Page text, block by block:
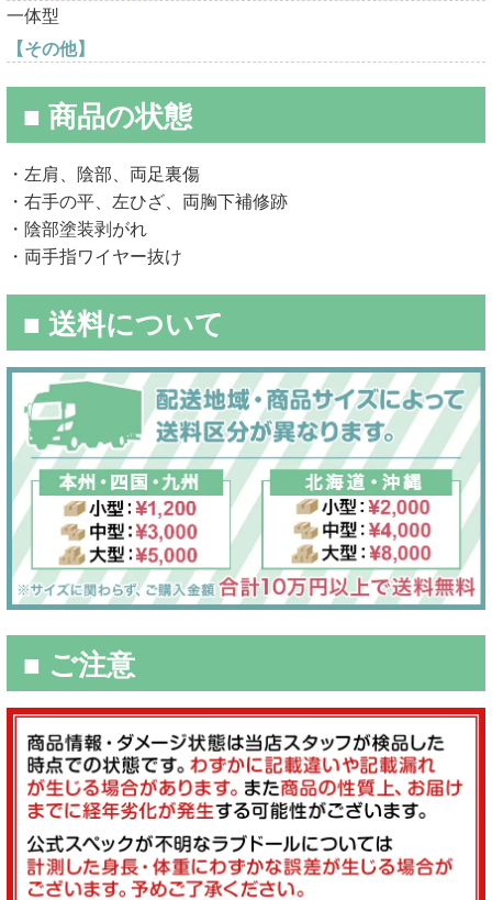
一体型
【その他】
■ 商品の状態
・左肩、陰部、両足裏傷
・右手の平、左ひざ、両胸下補修跡
・陰部塗装剥がれ
・両手指ワイヤー抜け
■ 送料について
■ ご注意